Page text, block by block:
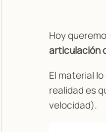
Hoy
articulación
El material
realidad es
velocidad).